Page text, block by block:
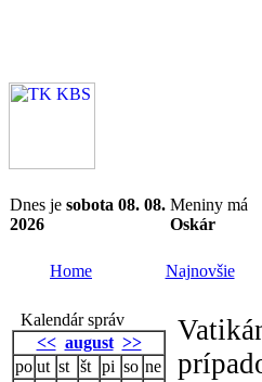
Dnes je sobota 08. 08.
2026
Meniny má
Oskár
Home Najnovšie
Kalendár správ
<< august >>
po ut st št pi so ne